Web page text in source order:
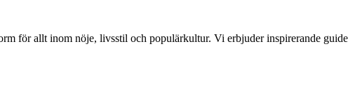
för allt inom nöje, livsstil och populärkultur. Vi erbjuder inspirerande